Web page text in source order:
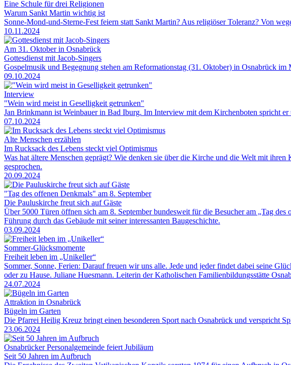
Eine Schule für drei Religionen
Warum Sankt Martin wichtig ist
Sonne-Mond-und-Sterne-Fest feiern statt Sankt Martin? Aus religiöser Toleranz? Von
10.11.2024
Am 31. Oktober in Osnabrück
Gottesdienst mit Jacob-Singers
Gospelmusik und Begegnung stehen am Reformationstag (31. Oktober) in Osnabrück
09.10.2024
Interview
"Wein wird meist in Geselligkeit getrunken"
Jan Brinkmann ist Weinbauer in Bad Iburg. Im Interview mit dem Kirchenboten spricht
07.10.2024
Alte Menschen erzählen
Im Rucksack des Lebens steckt viel Optimismus
Was hat ältere Menschen geprägt? Wie denken sie über die Kirche und die Welt mit
gesprochen.
20.09.2024
"Tag des offenen Denkmals" am 8. September
Die Pauluskirche freut sich auf Gäste
Über 5000 Türen öffnen sich am 8. September bundesweit für die Besucher am „Tag
Führung durch das Gebäude mit seiner interessanten Baugeschichte.
03.09.2024
Sommer-Glücksmomente
Freiheit leben im „Unikeller“
Sommer, Sonne, Ferien: Darauf freuen wir uns alle. Jede und jeder findet dabei seine
oder zu Hause. Juliane Huesmann. Leiterin der Katholischen Familienbildungsstätte
24.07.2024
Attraktion in Osnabrück
Bügeln im Garten
Die Pfarrei Heilig Kreuz bringt einen besonderen Sport nach Osnabrück und verspricht
23.06.2024
Osnabrücker Personalgemeinde feiert Jubiläum
Seit 50 Jahren im Aufbruch